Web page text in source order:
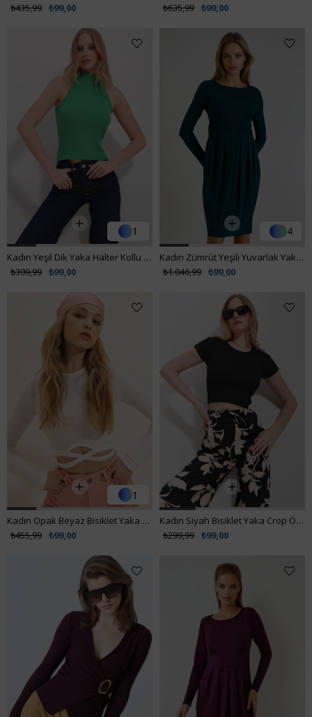
₺99,00
₺435,99
₺99,00
₺635,99
1
Kadın Yeşil Dik Yaka Halter Kollu Kaşkorse Bluz ALC-X11497
₺99,00
₺309,99
4
Kadın Zümrüt Yeşili Yuvarlak Yaka Çeyrek Kol Beli Büzgülü Pileli Elbise VS00941
₺99,00
₺1.046,99
1
Kadın Opak Beyaz Bisiklet Yaka Beli Bant Detaylı Crop Bluz ALC-X7424
₺99,00
₺455,99
Kadın Siyah Bisiklet Yaka Crop Örme Bluz ALC-X11549
₺99,00
₺299,99